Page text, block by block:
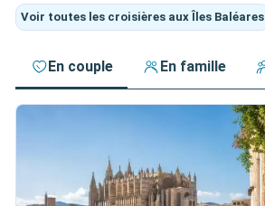
Voir toutes les croisières aux Îles Baléares
En couple En famille